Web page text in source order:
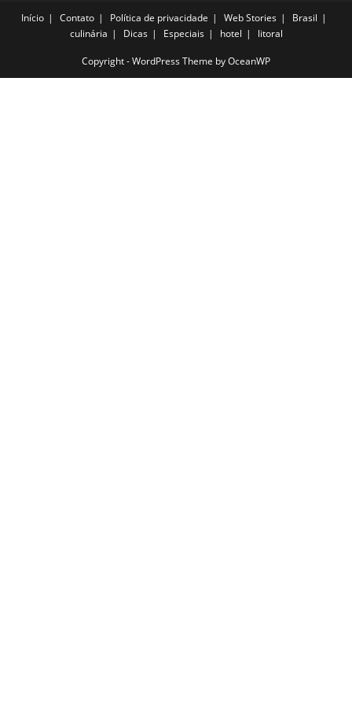
Início Contato Política de privacidade Web Stories
Brasil
culinária
Dicas Especiais hotel litoral
Copyright - WordPress Theme by OceanWP